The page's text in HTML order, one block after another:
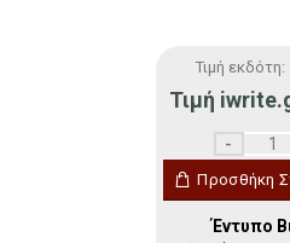
Τιμή εκδότη:
Τιμή
Προσθήκη
Έντυπο